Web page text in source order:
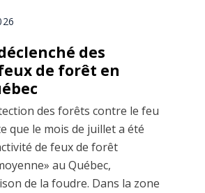
des
de forêt en
des forêts contre le feu
que le mois de juillet a été
de feux de forêt
au Québec,
de la foudre. Dans la zone